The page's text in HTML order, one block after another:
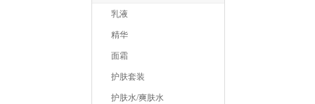
乳液
精华
面霜
护肤套装
护肤水/爽肤水